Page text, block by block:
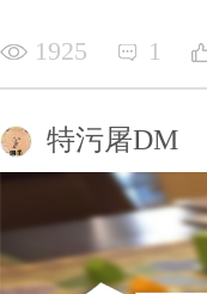
1925 1
特污屠DM